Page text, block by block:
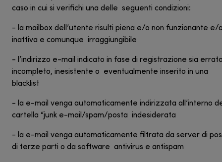
caso in cui si verifichi una delle seguenti condizioni:
- la mailbox dell’utente risulti piena e/o non funzionante e/
inattiva e comunque irraggiungibile
- l’indirizzo e-mail indicato in fase di registrazione sia
incompleto, inesistente o eventualmente inserito in una
blacklist
- la e-mail venga automaticamente indirizzata all’interno
cartella “junk e-mail/spam/posta indesiderata
- la e-mail venga automaticamente filtrata da server di
di terze parti o da software antivirus e antispam